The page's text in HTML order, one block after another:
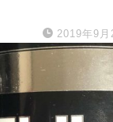
2019年9月